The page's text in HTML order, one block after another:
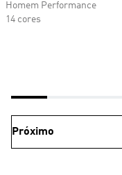
Homem Performance
14 cores
Próximo